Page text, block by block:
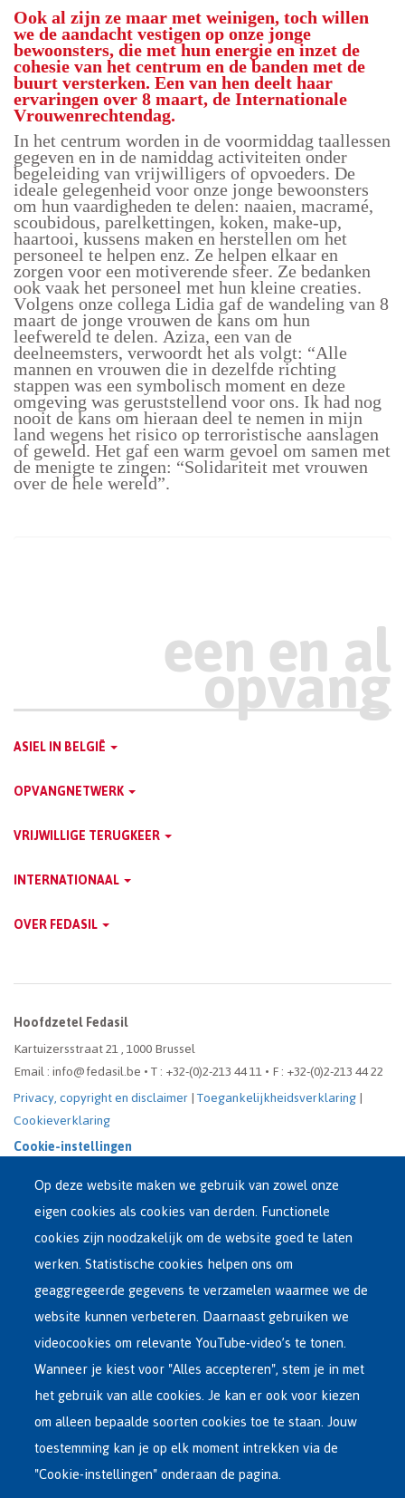
Ook al zijn ze maar met weinigen, toch willen
we de aandacht vestigen op onze jonge
bewoonsters, die met hun energie en inzet de
cohesie van het centrum en de banden met de
buurt versterken. Een van hen deelt haar
ervaringen over 8 maart, de Internationale
Vrouwenrechtendag.
In het centrum worden in de voormiddag taallessen
gegeven en in de namiddag activiteiten onder
begeleiding van vrijwilligers of opvoeders. De
ideale gelegenheid voor onze jonge bewoonsters
om hun vaardigheden te delen: naaien, macramé,
scoubidous, parelkettingen, koken, make-up,
haartooi, kussens maken en herstellen om het
personeel te helpen enz. Ze helpen elkaar en
zorgen voor een motiverende sfeer. Ze bedanken
ook vaak het personeel met hun kleine creaties.
Volgens onze collega Lidia gaf de wandeling van 8
maart de jonge vrouwen de kans om hun
leefwereld te delen. Aziza, een van de
deelneemsters, verwoordt het als volgt: “Alle
mannen en vrouwen die in dezelfde richting
stappen was een symbolisch moment en deze
omgeving was geruststellend voor ons. Ik had nog
nooit de kans om hieraan deel te nemen in mijn
land wegens het risico op terroristische aanslagen
of geweld. Het gaf een warm gevoel om samen met
de menigte te zingen: “Solidariteit met vrouwen
over de hele wereld”.
Main
Dutch
Menu
ASIEL IN BELGIË
OPVANGNETWERK
VRIJWILLIGE TERUGKEER
INTERNATIONAAL
OVER FEDASIL
Hoofdzetel Fedasil
Kartuizersstraat 21 , 1000 Brussel
Email : info@fedasil.be • T : +32-(0)2-213 44 11 • F : +32-(0)2-213 44 22
Privacy, copyright en disclaimer|Toegankelijkheidsverklaring|
Cookieverklaring
Cookie-instellingen
Op deze website maken we gebruik van zowel onze
eigen cookies als cookies van derden. Functionele
cookies zijn noodzakelijk om de website goed te laten
werken. Statistische cookies helpen ons om
geaggregeerde gegevens te verzamelen waarmee we de
website kunnen verbeteren. Daarnaast gebruiken we
videocookies om relevante YouTube-video’s te tonen.
Wanneer je kiest voor "Alles accepteren", stem je in met
het gebruik van alle cookies. Je kan er ook voor kiezen
om alleen bepaalde soorten cookies toe te staan. Jouw
toestemming kan je op elk moment intrekken via de
"Cookie-instellingen" onderaan de pagina.